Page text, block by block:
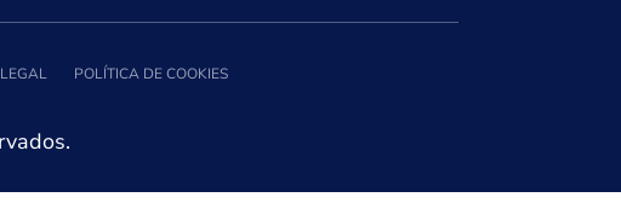
POLÍTICA DE COOKIES